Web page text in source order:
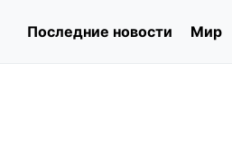
Последние новости Мир